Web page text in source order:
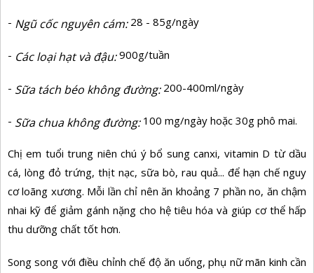
- Ngũ cốc nguyên cám: 28 - 85g/ngày
- Các loại hạt và đậu: 900g/tuần
- Sữa tách béo không đường: 200-400ml/ngày
- Sữa chua không đường: 100 mg/ngày hoặc 30g phô mai.
Chị em tuổi trung niên chú ý bổ sung canxi, vitamin D từ dầu
cá, lòng đỏ trứng, thịt nạc, sữa bò, rau quả... để hạn chế nguy
cơ loãng xương. Mỗi lần chỉ nên ăn khoảng 7 phần no, ăn chậm
nhai kỹ để giảm gánh nặng cho hệ tiêu hóa và giúp cơ thể hấp
thu dưỡng chất tốt hơn.
Song song với điều chỉnh chế độ ăn uống, phụ nữ mãn kinh cần